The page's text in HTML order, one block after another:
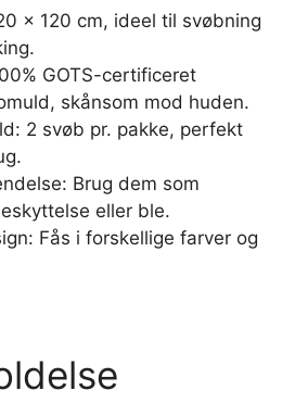
x 120 cm, ideel til svøbning
GOTS-certificeret
skånsom mod huden.
2 svøb pr. pakke, perfekt
Brug dem som
eller ble.
Fås i forskellige farver og